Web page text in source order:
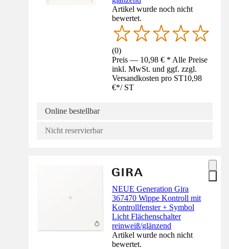
Artikel wurde noch nicht
bewertet.
(0)
Preis — 10,98 € * Alle Preise
inkl. MwSt. und ggf. zzgl.
Versandkosten pro ST10,98
€*/ ST
Online bestellbar
Nicht reservierbar
NEUE Generation Gira
367470 Wippe Kontroll mit
Kontrollfenster + Symbol
Licht Flächenschalter
reinweiß/glänzend
Artikel wurde noch nicht
bewertet.